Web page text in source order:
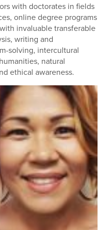
with doctorates in fields
online degree programs
invaluable transferable
writing and
solving, intercultural
natural
ethical awareness.